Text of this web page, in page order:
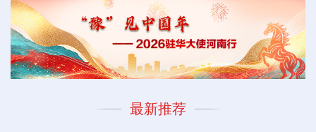
最新推荐